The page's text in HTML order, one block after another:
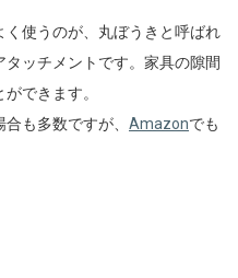
使うのが、丸ぼうきと呼ばれ
ッチメントです。家具の隙間
できます。
も多数ですが、 Amazonでも